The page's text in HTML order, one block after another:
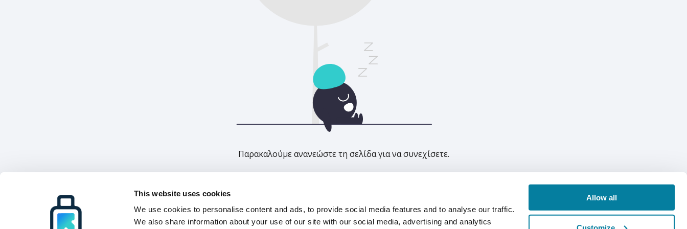
This website uses cookies
We use cookies to personalise content and ads, to provide social media features and to analyse our traffic.
We also share information about your use of our site with our social media, advertising and analytics
Allow all
Παρακαλούμε ανανεώστε τη σελίδα για να συνεχίσετε.